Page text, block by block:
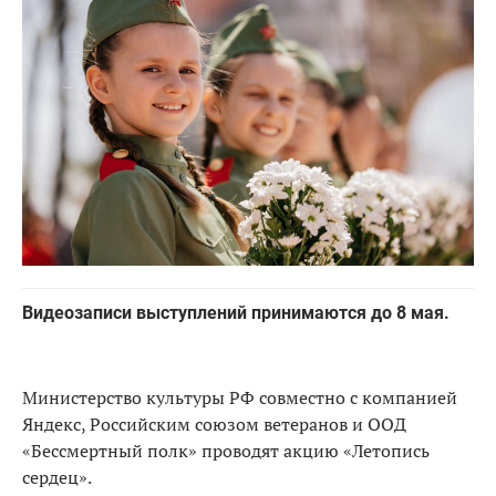
Видеозаписи выступлений принимаются до 8 мая.
Министерство культуры РФ совместно с компанией
Яндекс, Российским союзом ветеранов и ООД
«Бессмертный полк» проводят акцию «Летопись
сердец».